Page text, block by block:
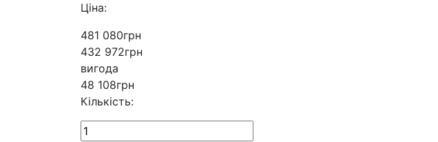
Ціна:
481 080грн
432 972грн
вигода
48 108грн
Кількість: